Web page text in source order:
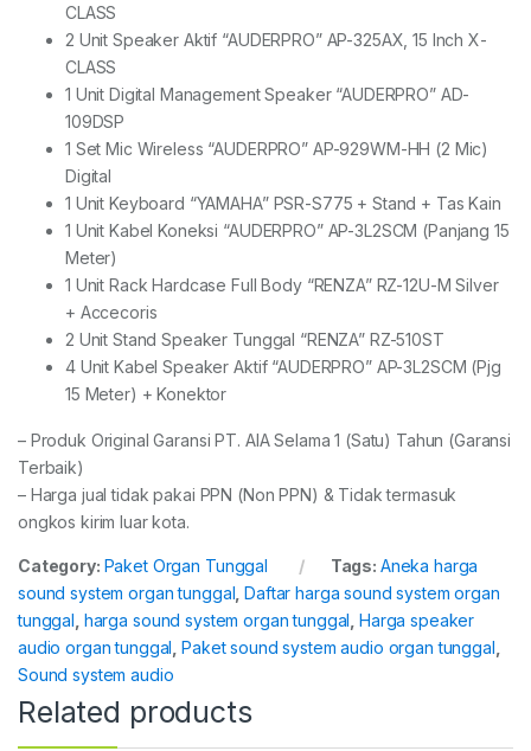
CLASS
2 Unit Speaker Aktif “AUDERPRO” AP-325AX, 15 Inch X-
CLASS
1 Unit Digital Management Speaker “AUDERPRO” AD-
109DSP
1 Set Mic Wireless “AUDERPRO” AP-929WM-HH (2 Mic)
Digital
1 Unit Keyboard “YAMAHA” PSR-S775 + Stand + Tas Kain
1 Unit Kabel Koneksi “AUDERPRO” AP-3L2SCM (Panjang 15
Meter)
1 Unit Rack Hardcase Full Body “RENZA” RZ-12U-M Silver
+ Accecoris
2 Unit Stand Speaker Tunggal “RENZA” RZ-510ST
4 Unit Kabel Speaker Aktif “AUDERPRO” AP-3L2SCM (Pjg
15 Meter) + Konektor
– Produk Original Garansi PT. AIA Selama 1 (Satu) Tahun (Garansi
Terbaik)
– Harga jual tidak pakai PPN (Non PPN) & Tidak termasuk
ongkos kirim luar kota.
Category: Paket Organ Tunggal Tags: Aneka harga
sound system organ tunggal ,Daftar harga sound system organ
tunggal harga sound system organ tunggal ,Harga speaker
audio organ tunggal ,Paket sound system audio organ tunggal
Sound system audio
Related products